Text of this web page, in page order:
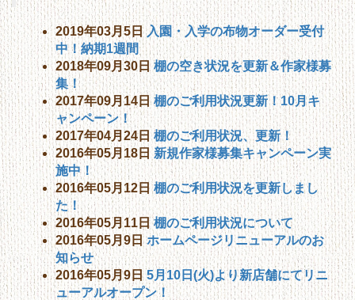
2019年03月5日 入園・入学の布物オーダー受付
中！納期1週間
2018年09月30日 棚の空き状況を更新＆作家様募
集！
2017年09月14日 棚のご利用状況更新！10月キ
ャンペーン！
2017年04月24日 棚のご利用状況、更新！
2016年05月18日 新規作家様募集キャンペーン実
施中！
2016年05月12日 棚のご利用状況を更新しまし
た！
2016年05月11日 棚のご利用状況について
2016年05月9日 ホームページリニューアルのお
知らせ
2016年05月9日 5月10日(火)より新店舗にてリニ
ューアルオープン！